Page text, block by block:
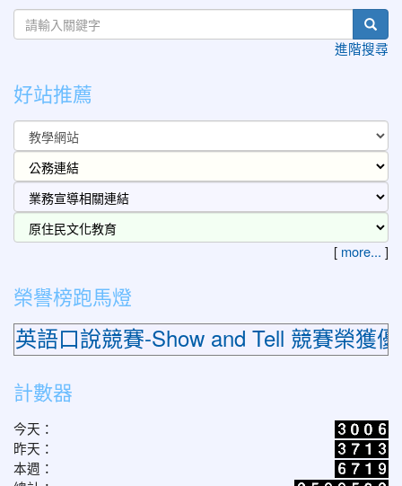
進階搜尋
好站推薦
[ more... ]
榮譽榜跑馬燈
說競賽-Show and Tell 競賽榮獲優等
計數器
今天：
昨天：
本週：